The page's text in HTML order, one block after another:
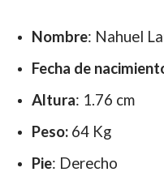
Nombre: Nahuel
Fecha de
Altura: 1.76 cm
Peso:64 Kg
Pie: Derecho